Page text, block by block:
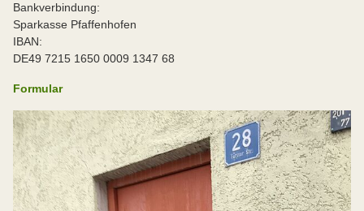
Bankverbindung:
Sparkasse Pfaffenhofen
IBAN:
DE49 7215 1650 0009 1347 68
Formular